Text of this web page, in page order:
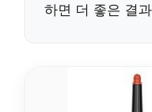
하면 더 좋은 결